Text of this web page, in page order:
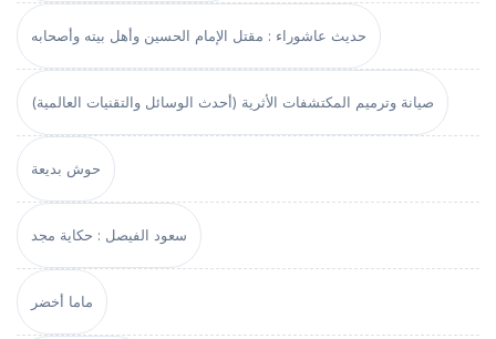
حديث عاشوراء : مقتل الإمام الحسين وأهل بيته وأصحابه
صيانة وترميم المكتشفات الأثرية (أحدث الوسائل والتقنيات العالمية)
حوش بديعة
سعود الفيصل : حكاية مجد
ماما أخضر